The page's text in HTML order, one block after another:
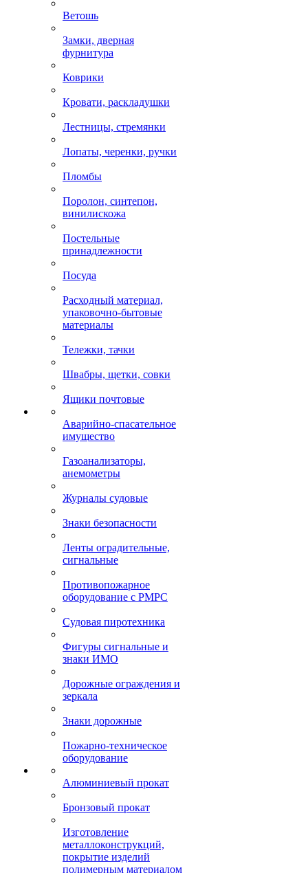
Ветошь
Замки, дверная
фурнитура
Коврики
Кровати, раскладушки
Лестницы, стремянки
Лопаты, черенки, ручки
Пломбы
Поролон, синтепон,
винилискожа
Постельные
принадлежности
Посуда
Расходный материал,
упаковочно-бытовые
материалы
Тележки, тачки
Швабры, щетки, совки
Ящики почтовые
Аварийно-спасательное
имущество
Газоанализаторы,
анемометры
Журналы судовые
Знаки безопасности
Ленты оградительные,
сигнальные
Противопожарное
оборудование с РМРС
Судовая пиротехника
Фигуры сигнальные и
знаки ИМО
Дорожные ограждения и
зеркала
Знаки дорожные
Пожарно-техническое
оборудование
Алюминиевый прокат
Бронзовый прокат
Изготовление
металлоконструкций,
покрытие изделий
полимерным материалом